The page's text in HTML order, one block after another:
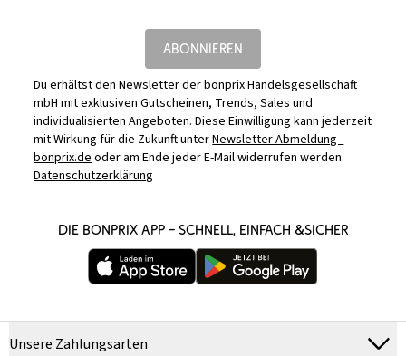
ABONNIEREN
Du erhältst den Newsletter der bonprix Handelsgesellschaft
mbH mit exklusiven Gutscheinen, Trends, Sales und
individualisierten Angeboten. Diese Einwilligung kann jederzeit
mit Wirkung für die Zukunft unterNewsletter Abmeldung -
bonprix.deoder am Ende jeder E-Mail widerrufen werden.
Datenschutzerklärung
DIE BONPRIX APP – SCHNELL, EINFACH &SICHER
Unsere Zahlungsarten